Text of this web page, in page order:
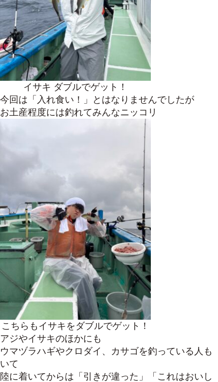
イサキ ダブルでゲット！
今回は「入れ食い！」とはなりませんでしたが
お土産程度には釣れてみんなニッコリ
こちらもイサキをダブルでゲット！
アジやイサキのほかにも
ウマヅラハギやクロダイ、カサゴを釣っている人も
いて
陸に着いてからは「引きが違った」「これはおいし